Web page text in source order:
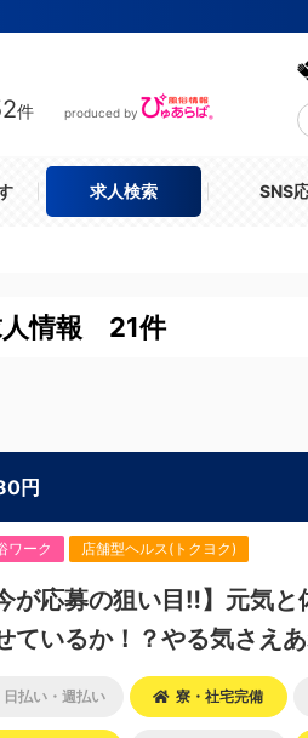
件 produced by
求人検索 SNS
人情報 21件
円
ワーク 店舗型ヘルス(トクヨク)
今が応募の狙い目‼】元気
ているか！？やる気さえ
有無は関係なし！
日払い・週払い 寮・社宅完備